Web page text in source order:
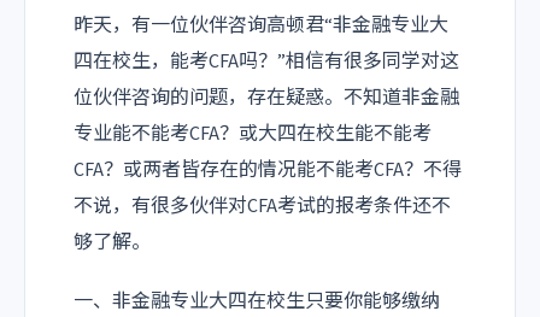
昨天，有一位伙伴咨询高顿君“非金融专业大
四在校生，能考CFA吗？”相信有很多同学对这
位伙伴咨询的问题，存在疑惑。不知道非金融
专业能不能考CFA？或大四在校生能不能考
CFA？或两者皆存在的情况能不能考CFA？不得
不说，有很多伙伴对CFA考试的报考条件还不
够了解。
一、非金融专业大四在校生只要你能够缴纳